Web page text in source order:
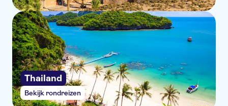
Thailand
Bekijk rondreizen